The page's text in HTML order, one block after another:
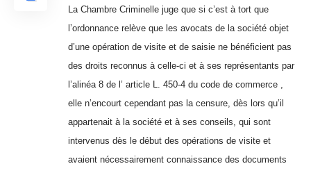
La Chambre Criminelle juge que si c’est à tort que
l’ordonnance relève que les avocats de la société objet
d’une opération de visite et de saisie ne bénéficient pas
des droits reconnus à celle-ci et à ses représentants par
l’alinéa 8 de l’ article L. 450-4 du code de commerce ,
elle n’encourt cependant pas la censure, dès lors qu’il
appartenait à la société et à ses conseils, qui sont
intervenus dès le début des opérations de visite et
avaient nécessairement connaissance des documents